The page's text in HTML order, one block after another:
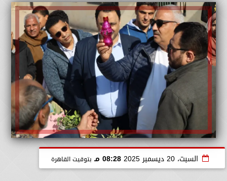
السبت، 20 ديسمبر 2025 08:28 مـ بتوقيت القاهرة